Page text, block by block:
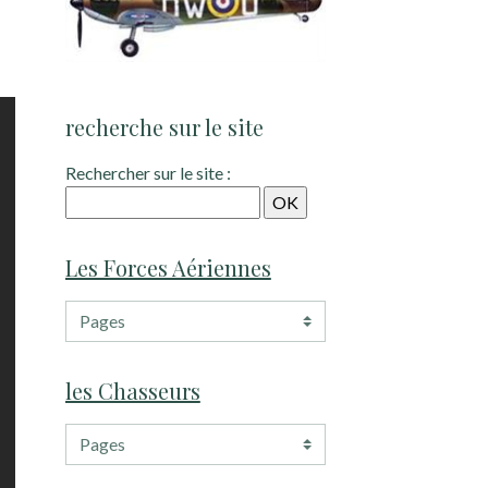
recherche sur le site
Rechercher sur le site :
Les Forces Aériennes
les Chasseurs